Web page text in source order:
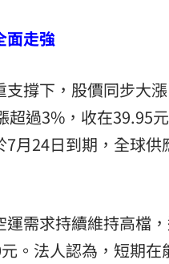
面走強
撐下，股價同步大漲
超過3%，收在39.95
月24日到期，全球
需求持續維持高檔
。法人認為，短期